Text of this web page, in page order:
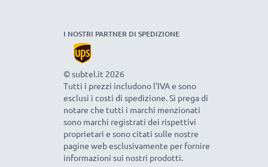
I NOSTRI PARTNER DI SPEDIZIONE
© subtel.it 2026
Tutti i prezzi includono l'IVA e sono
esclusi i costi di spedizione. Si prega di
notare che tutti i marchi menzionati
sono marchi registrati dei rispettivi
proprietari e sono citati sulle nostre
pagine web esclusivamente per fornire
informazioni sui nostri prodotti.